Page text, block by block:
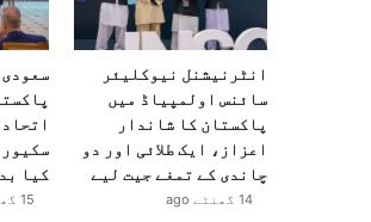
انٹرنیشنل نیوکلیئر
سائنس اولمپیاڈ میں
پاکستان کا شاندار
اعزاز، ایک طلائی اور دو
چاندی کے تمغے جیت لیے
14 گھنٹے ago
کیا
15 گھنٹے ago